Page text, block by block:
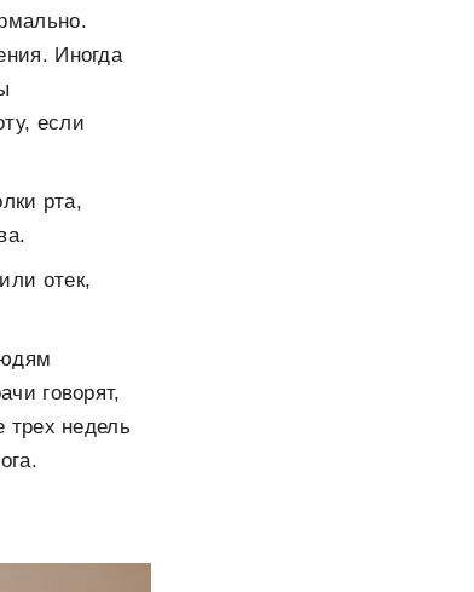
Иногда
если
рта,
отек,
говорят,
трех недель